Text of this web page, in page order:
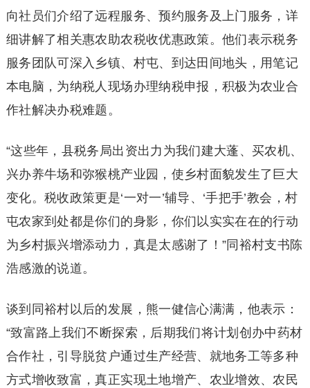
向社员们介绍了远程服务、预约服务及上门服务，详
细讲解了相关惠农助农税收优惠政策。他们表示税务
服务团队可深入乡镇、村屯、到达田间地头，用笔记
本电脑，为纳税人现场办理纳税申报，积极为农业合
作社解决办税难题。
“这些年，县税务局出资出力为我们建大蓬、买农机、
兴办养牛场和弥猴桃产业园，使乡村面貌发生了巨大
变化。税收政策更是‘一对一’辅导、‘手把手’教会，村
屯农家到处都是你们的身影，你们以实实在在的行动
为乡村振兴增添动力，真是太感谢了！”同裕村支书陈
浩感激的说道。
谈到同裕村以后的发展，熊一健信心满满，他表示：
“致富路上我们不断探索，后期我们将计划创办中药材
合作社，引导脱贫户通过生产经营、就地务工等多种
方式增收致富，真正实现土地增产、农业增效、农民